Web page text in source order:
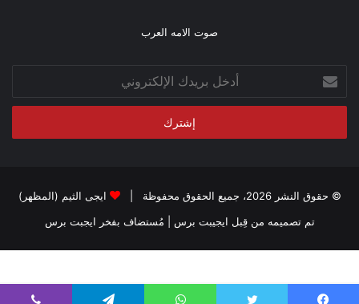
صوت الامه العرب
بريدك
الإلكتروني
© حقوق النشر 2026، جميع الحقوق محفوظة |
ايجى الثيم (المظهر)
تم تصميمه من قِبل ايجيبت برس | مُستضاف بفخر ايجبت برس